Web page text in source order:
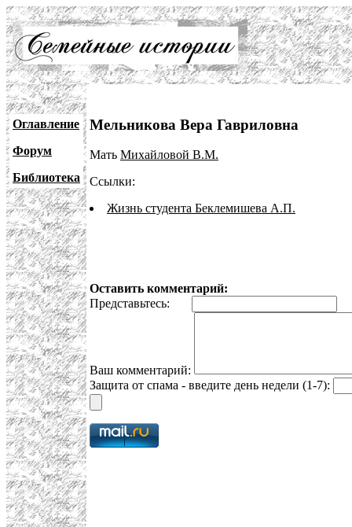
Оглавление
Форум
Библиотека
Мельникова Вера Гавриловна
Мать Михайловой В.М.
Ссылки:
Жизнь студента Беклемишева А.П.
Оставить комментарий:
Представьтесь:
Ваш комментарий:
Защита от спама - введите день недели (1-7):